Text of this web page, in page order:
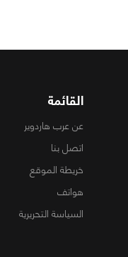
القائمة
عن عرب هاردوير
اتصل بنا
خريطة الموقع
هواتف
السياسة التحريرية